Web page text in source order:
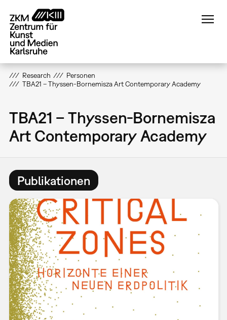
zum
Inhalt
Research
Personen
TBA21 – Thyssen-Bornemisza Art Contemporary Academy
TBA21 – Thyssen-Bornemisza
Art Contemporary Academy
Publikationen